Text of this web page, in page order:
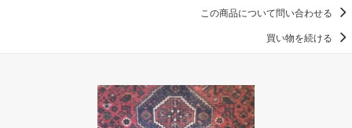
この商品について問い合わせる
買い物を続ける